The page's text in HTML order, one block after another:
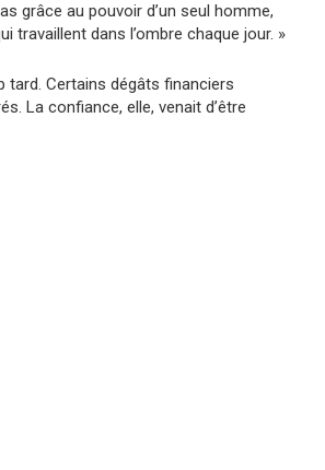
grâce au pouvoir d’un seul homme,
travaillent dans l’ombre chaque jour. »
tard. Certains dégâts financiers
La confiance, elle, venait d’être